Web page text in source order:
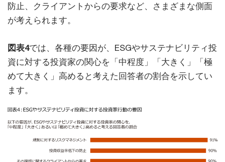
防止、クライアントからの要求など、さまざまな側面
が考えられます。
図表4では、各種の要因が、ESGやサステナビリティ投
資に対する投資家の関心を「中程度」「大きく」「極
めて大きく」高めると考えた回答者の割合を示してい
ます。